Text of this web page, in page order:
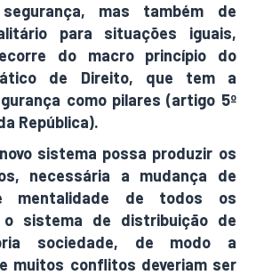
mas também de
para situações iguais,
do macro princípio do
de Direito, que tem a
como pilares (artigo 5º
República).
sistema possa produzir os
necessária a mudança de
mentalidade de todos os
o sistema de distribuição de
sociedade, de modo a
muitos conflitos deveriam ser